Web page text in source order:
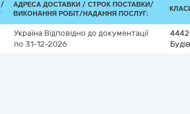
/
АДРЕСА ДОСТАВКИ / СТРОК ПОСТАВКИ/
ВИКОНАННЯ РОБІТ/НАДАННЯ ПОСЛУГ:
Україна Відповідно до документації
по 31-12-2026